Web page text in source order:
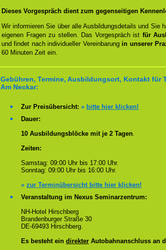
Dieses Vorgespräch dient zum gegenseitigen
Wir informieren Sie über alle Ausbildungsdetails und Sie
eigenen Fragen zu stellen. Das Vorgespräch ist für
und findet nach individueller Vereinbarung in unserer
60 Minuten Zeit ein.
Gebühren, Termine, Ausbildungsort, Kontakt für
Am Neckar:
Zur Preisübersicht: » bitte hier klicken!
Dauer:
10 Ausbildungsblöcke mit je 2 Tagen.
Zeiten:
Samstag: 09:00 Uhr bis 17:00 Uhr.
Sonntag: 09:00 Uhr bis 16:00 Uhr.
» zur Terminübersicht bitte hier klicken!
Veranstaltung im Nexus Seminarzentrum:
NH-Hotel Hirschberg
Brandenburger Straße 30
DE-69493 Hirschberg.
Es besteht ein direkter Autobahnanschluss an